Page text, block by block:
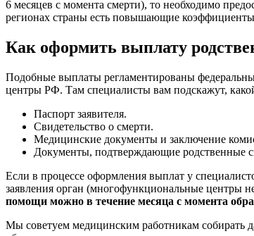
6 месяцев с момента смерти), то необходимо
регионах страны есть повышающие
Как оформить выплату
Подобные выплаты регламентированы
центры РФ. Там специалисты вам подскажут,
Паспорт заявителя.
Свидетельство о смерти.
Медицинские документы и заключение
Документы, подтверждающие родственные
Если в процессе оформления выплат у
заявления орган (многофункциональные центры
помощи можно в течение месяца с момента
Мы советуем медицинским работникам собирать